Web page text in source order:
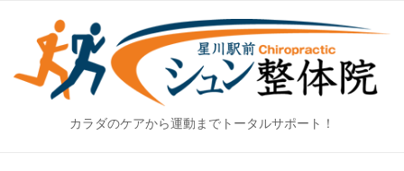
content
カラダのケアから運動までトータルサポート！